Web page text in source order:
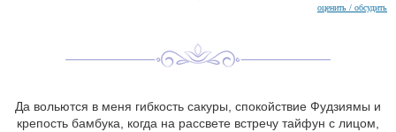
оценить / обсудить
Да вольются в меня гибкость сакуры, спокойствие Фудзиямы и
крепость бамбука, когда на рассвете встречу тайфун с лицом,